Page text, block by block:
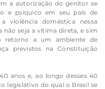
a autorização do genitor se
e psíquico em seu país de
violência doméstica nessa
seja a vítima direta, e sim
retorno a um ambiente de
previstos na Constituição
anos e, ao longo desses 40
legislativo do qual o Brasil se